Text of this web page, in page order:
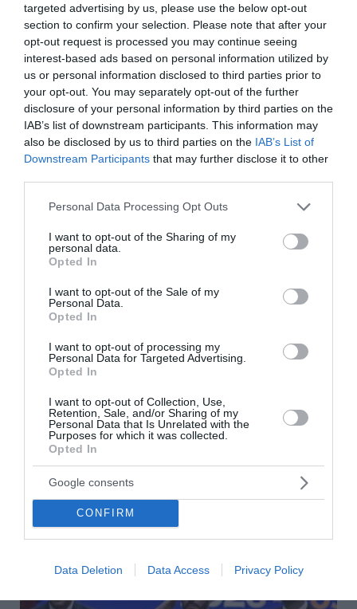
targeted advertising by us, please use the below opt-out
section to confirm your selection. Please note that after your
opt-out request is processed you may continue seeing
interest-based ads based on personal information utilized by
us or personal information disclosed to third parties prior to
your opt-out. You may separately opt-out of the further
disclosure of your personal information by third parties on the
IAB’s list of downstream participants. This information may
also be disclosed by us to third parties on the IAB’s List of
Downstream Participants that may further disclose it to other
Please note that this website/app uses one or more Google
not limited to your visit or usage behaviour. You may click to
grant or deny consent to Google and its third-party tags to
use your data for below specified purposes in below Google
consent section.
Personal Data Processing Opt Outs
I want to opt-out of the Sharing of my
personal data.
Opted In
I want to opt-out of the Sale of my
Personal Data.
Opted In
I want to opt-out of processing my
Personal Data for Targeted Advertising.
Opted In
I want to opt-out of Collection, Use,
Retention, Sale, and/or Sharing of my
Personal Data that Is Unrelated with the
Purposes for which it was collected.
Opted In
Google consents
CONFIRM
Data Deletion Data Access Privacy Policy
ΟΛΕΣ ΟΙ ΕΙΔΗΣΕΙΣ →
διαβάστε ακόμη
Βανς: «Η Συμφωνία για το Ορμούζ θα
μπορούσε να επαναφέρει τη ροή πετρελαίου
στα προπολεμικά επίπεδα»
Μια συμφωνία για τα Στενά του Ορμούζ θα μπορούσε να
επαναφέρει τη ροή πετρελαίου και φυσικού αερίου από
τον Κόλπο στα επίπεδα πριν από την έναρξη του
πολέμου με το Ιράν, εκτίμησε ο...
08 Αυγούστου 2026